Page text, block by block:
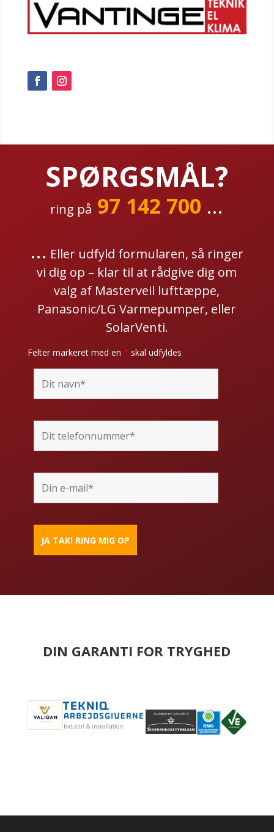
SPØRGSMÅL?
ring på 97 142 700 ...
... Eller udfyld formularen, så ringer
vi dig op – klar til at rådgive dig om
valg af Masterveil lufttæppe,
Panasonic/LG Varmepumper, eller
SolarVenti.
Felter markeret med en * skal udfyldes
DIN GARANTI FOR TRYGHED